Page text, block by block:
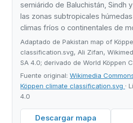
semiárido de Baluchistán, Sindh
las zonas subtropicales
climas fríos o continentales de
Adaptado de Pakistan map of
classification.svg, Ali Zifan,
SA 4.0; derivado de World Köppen
Fuente original: Wikimedia
Köppen climate classification.svg ·
4.0
Descargar mapa